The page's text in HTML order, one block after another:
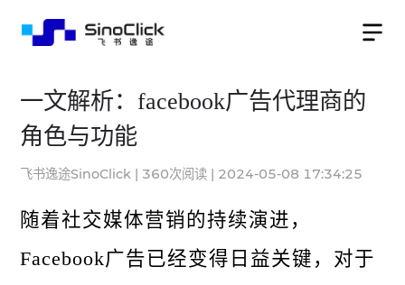
一文解析：facebook广告代理商的
角色与功能
飞书逸途SinoClick | 360次阅读 | 2024-05-08 17:34:25
随着社交媒体营销的持续演进，
Facebook广告已经变得日益关键，对于